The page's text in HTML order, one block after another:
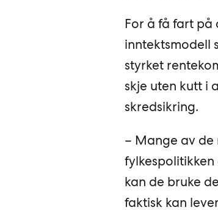
For å få fart på
inntektsmodell
styrket
skje uten kutt i
skredsikring.
– Mange av
kan de bruke
faktisk kan